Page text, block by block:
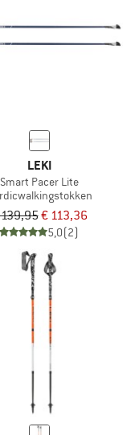
LEKI
Smart Pacer Lite
€ 113,36
5,0(2)